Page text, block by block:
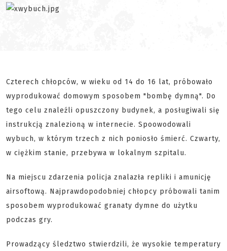
Czterech chłopców, w wieku od 14 do 16 lat, próbowało
wyprodukować domowym sposobem "bombę dymną". Do
tego celu znaleźli opuszczony budynek, a posługiwali się
instrukcją znalezioną w internecie. Spoowodowali
wybuch, w którym trzech z nich poniosło śmierć. Czwarty,
w ciężkim stanie, przebywa w lokalnym szpitalu.
Na miejscu zdarzenia policja znalazła repliki i amunicję
airsoftową. Najprawdopodobniej chłopcy próbowali tanim
sposobem wyprodukować granaty dymne do użytku
podczas gry.
Prowadzący śledztwo stwierdzili, że wysokie temperatury